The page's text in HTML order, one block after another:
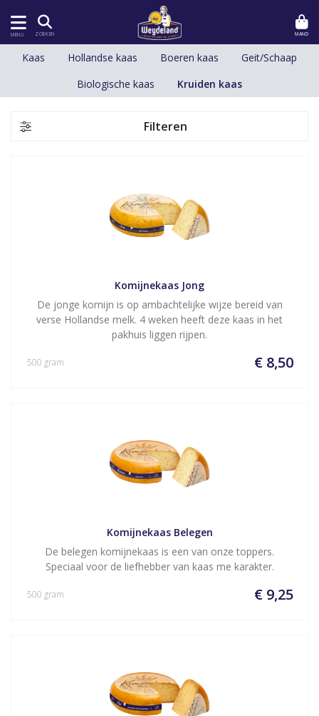
MENU ZOEKEN MAND
Kaas Hollandse kaas Boeren kaas
Geit/Schaap
Biologische kaas
Kruiden kaas
Filteren
Komijnekaas Jong
De jonge komijn is op ambachtelijke wijze bereid van
verse Hollandse melk. 4 weken heeft deze kaas in het
pakhuis liggen rijpen.
€ 8,50
500 gram
Komijnekaas Belegen
De belegen komijnekaas is een van onze toppers.
Speciaal voor de liefhebber van kaas me karakter.
€ 9,25
500 gram